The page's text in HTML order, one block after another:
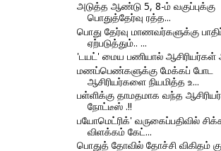
அடுத்த ஆண்டு 5, 8-ம் வகுப்புக்கு
பொதுத்தேர்வு ரத்த...
பொது தேர்வு மாணவர்களுக்கு
ஏற்படுத்தும்.. ...
'டயட்' மைய பணியால் ஆசிரியர்கள்
மணப்பெண்களுக்கு மேக்கப் போட
ஆசிரியர்களை நியமித்த உ...
பள்ளிக்கு தாமதமாக வந்த
நோட்டீஸ் .!!
பயோமெட்ரிக்' வருகைப்பதிவில்
விளக்கம் கேட்...
பொதுத் தோவில் தோச்சி விகிதம்